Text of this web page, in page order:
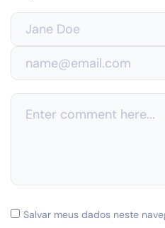
Salvar meus dados neste